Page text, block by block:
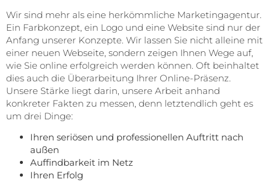
Wir sind mehr als eine herkömmliche Marketingagentur.
Ein Farbkonzept, ein Logo und eine Website sind nur der
Anfang unserer Konzepte. Wir lassen Sie nicht alleine mit
einer neuen Webseite, sondern zeigen Ihnen Wege auf,
wie Sie online erfolgreich werden können. Oft beinhaltet
dies auch die Überarbeitung Ihrer Online-Präsenz.
Unsere Stärke liegt darin, unsere Arbeit anhand
konkreter Fakten zu messen, denn letztendlich geht es
um drei Dinge:
Ihren seriösen und professionellen Auftritt nach
außen
Auffindbarkeit im Netz
Ihren Erfolg